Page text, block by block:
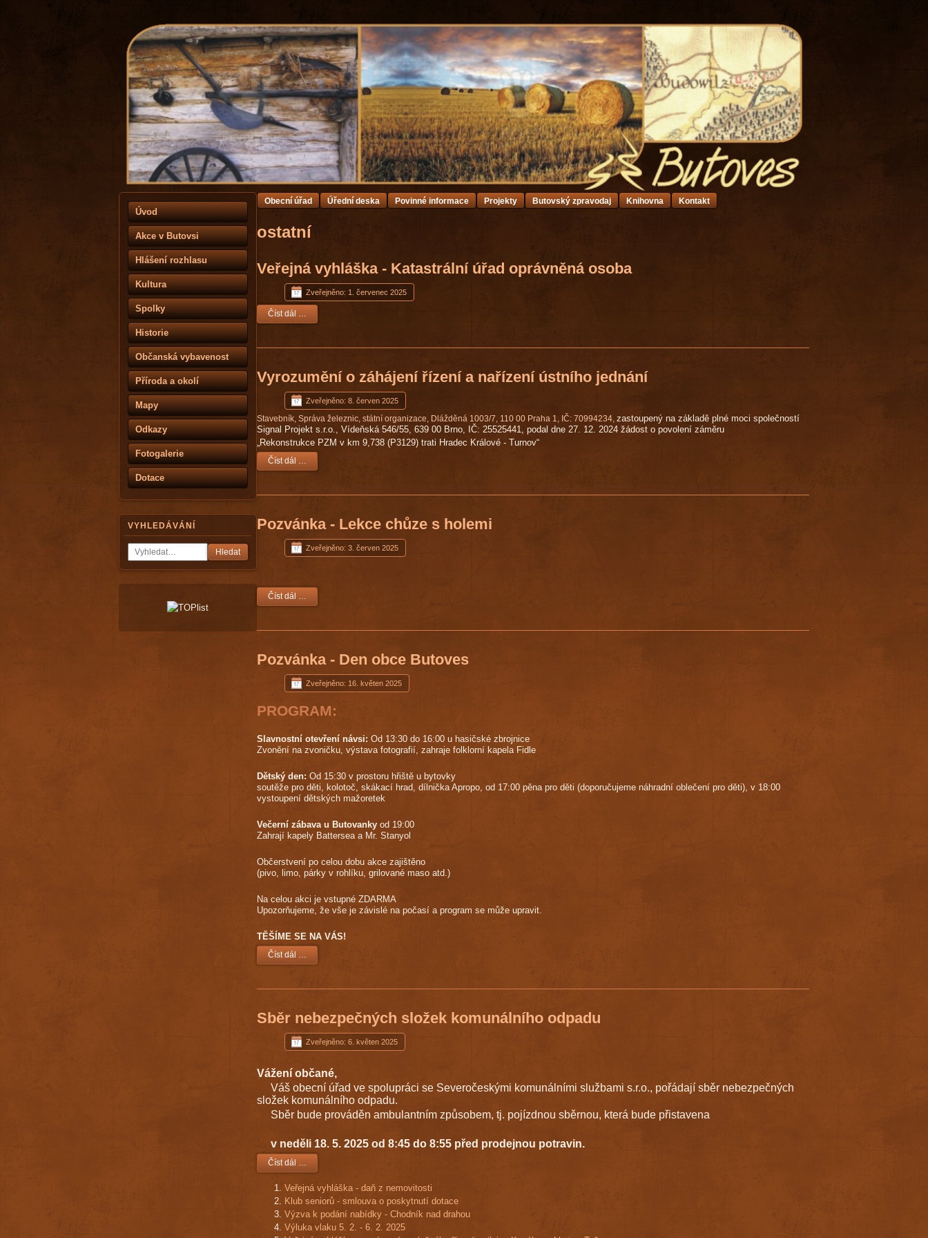
Úvod
Akce v Butovsi
Hlášení rozhlasu
Kultura
Spolky
Historie
Občanská vybavenost
Příroda a okolí
Mapy
Odkazy
Fotogalerie
Dotace
VYHLEDÁVÁNÍ
Hledat
Obecní úřad Úřední deska Povinné informace Projekty Butovský zpravodaj Knihovna Kontakt
ostatní
Veřejná vyhláška - Katastrální úřad oprávněná osoba
Zveřejněno: 1. červenec 2025
Číst dál …
Vyrozumění o záhájení řízení a nařízení ústního jednání
Zveřejněno: 8. červen 2025
Stavebník, Správa železnic, státní organizace, Dlážděná 1003/7, 110 00 Praha 1, IČ: 70994234, zastoupený na základě plné moci společností
Signal Projekt s.r.o., Vídeňská 546/55, 639 00 Brno, IČ: 25525441, podal dne 27. 12. 2024 žádost o povolení záměru
„Rekonstrukce PZM v km 9,738 (P3129) trati Hradec Králové - Turnov“
Číst dál …
Pozvánka - Lekce chůze s holemi
Zveřejněno: 3. červen 2025
Číst dál …
Pozvánka - Den obce Butoves
Zveřejněno: 16. květen 2025
PROGRAM:
Slavnostní otevření návsi: Od 13:30 do 16:00 u hasičské zbrojnice
Zvonění na zvoničku, výstava fotografií, zahraje folklorní kapela Fidle
Dětský den: Od 15:30 v prostoru hřiště u bytovky
soutěže pro děti, kolotoč, skákací hrad, dílnička Apropo, od 17:00 pěna pro děti (doporučujeme náhradní oblečení pro děti), v 18:00
vystoupení dětských mažoretek
Večerní zábava u Butovanky od 19:00
Zahrají kapely Battersea a Mr. Stanyol
Občerstvení po celou dobu akce zajištěno
(pivo, limo, párky v rohlíku, grilované maso atd.)
Na celou akci je vstupné ZDARMA
Upozorňujeme, že vše je závislé na počasí a program se může upravit.
TĚŠÍME SE NA VÁS!
Číst dál …
Sběr nebezpečných složek komunálního odpadu
Zveřejněno: 6. květen 2025
Vážení občané,
Váš obecní úřad ve spolupráci se Severočeskými komunálními službami s.r.o., pořádají sběr nebezpečných
složek komunálního odpadu.
Sběr bude prováděn ambulantním způsobem, tj. pojízdnou sběrnou, která bude přistavena
v neděli 18. 5. 2025 od 8:45 do 8:55 před prodejnou potravin.
Číst dál …
Veřejná vyhláška - daň z nemovitosti
Klub seniorů - smlouva o poskytnutí dotace
Výzva k podání nabídky - Chodník nad drahou
Výluka vlaku 5. 2. - 6. 2. 2025